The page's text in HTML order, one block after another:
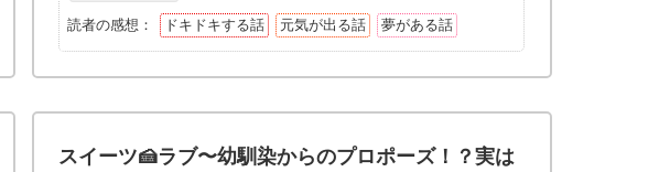
読者の感想： ドキドキする話 元気が出る話 夢がある話
スイーツ🍰ラブ〜幼馴染からのプロポーズ！？実は